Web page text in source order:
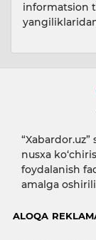
informatsion
nusxa
foydalanish
amalga
ALOQA